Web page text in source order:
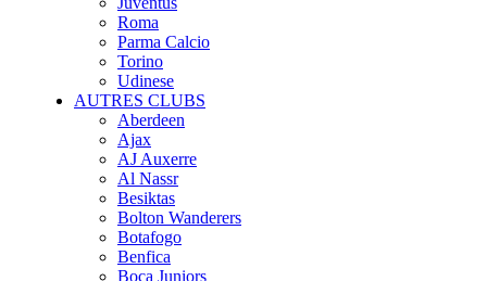
Roma
Parma Calcio
Torino
Udinese
AUTRES CLUBS
Aberdeen
Ajax
AJ Auxerre
Al Nassr
Besiktas
Bolton Wanderers
Botafogo
Benfica
Boca Juniors